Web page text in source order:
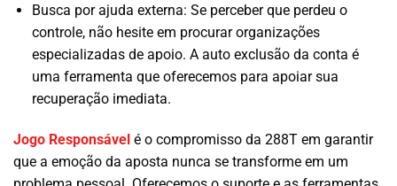
Busca por ajuda externa: Se perceber que perdeu o
controle, não hesite em procurar organizações
especializadas de apoio. A auto exclusão da conta é
uma ferramenta que oferecemos para apoiar sua
recuperação imediata.
Jogo Responsável é o compromisso da 288T em garantir
que a emoção da aposta nunca se transforme em um